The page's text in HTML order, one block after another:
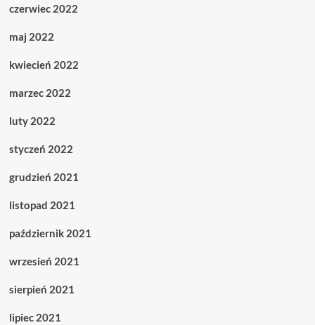
czerwiec 2022
maj 2022
kwiecień 2022
marzec 2022
luty 2022
styczeń 2022
grudzień 2021
listopad 2021
październik 2021
wrzesień 2021
sierpień 2021
lipiec 2021